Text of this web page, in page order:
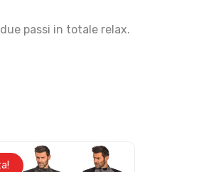
passi in totale relax.